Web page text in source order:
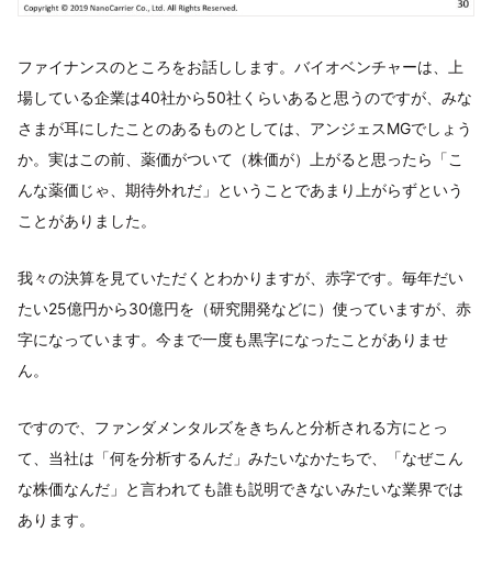
ファイナンスのところをお話しします。バイオベンチャーは、上
場している企業は40社から50社くらいあると思うのですが、みな
さまが耳にしたことのあるものとしては、アンジェスMGでしょう
か。実はこの前、薬価がついて（株価が）上がると思ったら「こ
んな薬価じゃ、期待外れだ」ということであまり上がらずという
ことがありました。
我々の決算を見ていただくとわかりますが、赤字です。毎年だい
たい25億円から30億円を（研究開発などに）使っていますが、赤
字になっています。今まで一度も黒字になったことがありませ
ん。
ですので、ファンダメンタルズをきちんと分析される方にとっ
て、当社は「何を分析するんだ」みたいなかたちで、「なぜこん
な株価なんだ」と言われても誰も説明できないみたいな業界では
あります。